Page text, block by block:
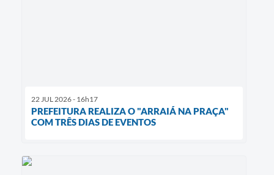
22 JUL 2026 - 16h17
PREFEITURA REALIZA O "ARRAIÁ NA PRAÇA"
COM TRÊS DIAS DE EVENTOS